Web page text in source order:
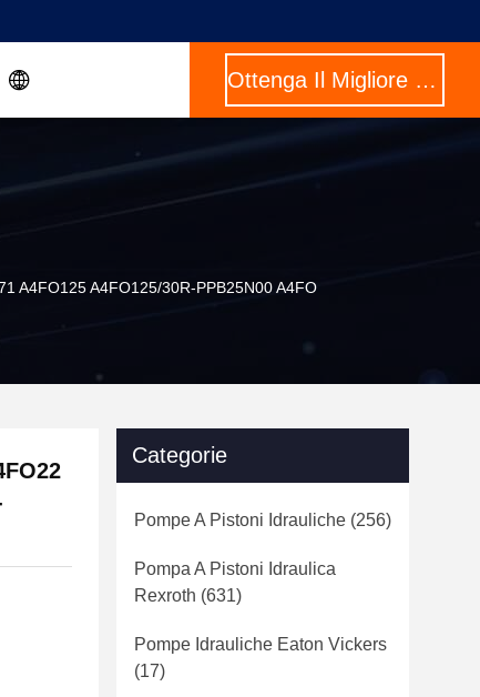
Ottenga Il Migliore Prezzo
A4FO125 A4FO125/30R-PPB25N00 A4FO
Categorie
Pompe A Pistoni Idrauliche (256)
Pompa A Pistoni Idraulica
Rexroth (631)
Pompe Idrauliche Eaton Vickers
(17)